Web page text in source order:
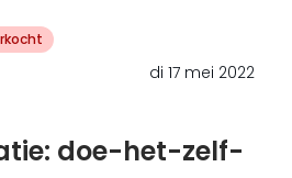
di 17 mei 2022
doe-het-zelf-